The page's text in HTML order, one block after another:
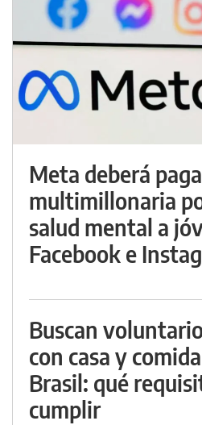
Meta deberá
multimillonaria
salud mental a
Facebook e
Buscan
con casa y
Brasil: qué
cumplir